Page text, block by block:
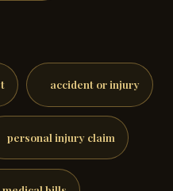
accident or injury
personal injury claim